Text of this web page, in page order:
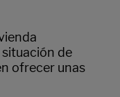
de
ofrecer unas